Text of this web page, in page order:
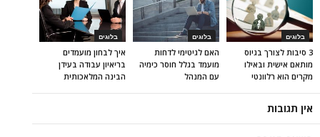
בלוגים
איך לבחון מועמדים
בריאיון עבודה בעידן
הבינה המלאכותית
בלוגים
האם לגיטימי לדחות
מועמד בגלל חוסר כימיה
עם המנהל
בלוגים
3 סיבות לצורך בגיוס
מותאם אישית ובאילו
מקרים הוא רלוונטי
אין תגובות